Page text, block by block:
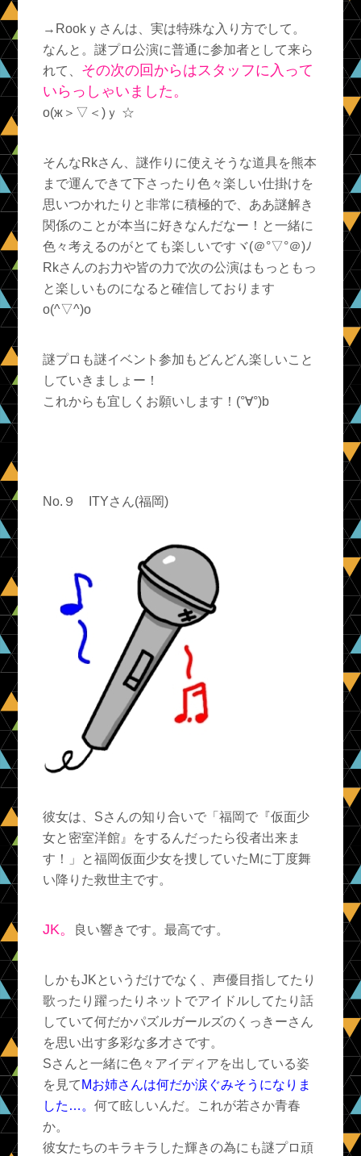
→Rookｙさんは、実は特殊な入り方でして。
なんと。謎プロ公演に普通に参加者として来ら
れて、 その次の回からはスタッフに入って
いらっしゃいました。
о(ж＞▽＜)ｙ ☆
そんなRkさん、謎作りに使えそうな道具を熊本
まで運んできて下さったり色々楽しい仕掛けを
思いつかれたりと非常に積極的で、ああ謎解き
関係のことが本当に好きなんだなー！と一緒に
色々考えるのがとても楽しいですヾ(＠°▽°＠)ﾉ
Rkさんのお力や皆の力で次の公演はもっともっ
と楽しいものになると確信しております
o(^▽^)o
謎プロも謎イベント参加もどんどん楽しいこと
していきましょー！
これからも宜しくお願いします！(°∀°)b
No.９ ITYさん(福岡)
彼女は、Sさんの知り合いで「福岡で『仮面少
女と密室洋館』をするんだったら役者出来ま
す！」と福岡仮面少女を捜していたMに丁度舞
い降りた救世主です。
JK。 良い響きです。最高です。
しかもJKというだけでなく、声優目指してたり
歌ったり躍ったりネットでアイドルしてたり話
していて何だかパズルガールズのくっきーさん
を思い出す多彩な多才さです。
Sさんと一緒に色々アイディアを出している姿
を見て Mお姉さんは何だか涙ぐみそうになりま
した…。 何て眩しいんだ。これが若さか青春
か。
彼女たちのキラキラした輝きの為にも謎プロ頑